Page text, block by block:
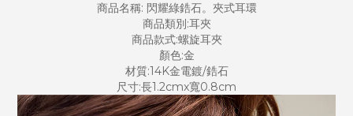
商品名稱: 閃耀綠鋯石。夾式耳環
商品類別:耳夾
商品款式:螺旋耳夾
顏色:金
材質:14K金電鍍/鋯石
尺寸:長1.2cmx寬0.8cm